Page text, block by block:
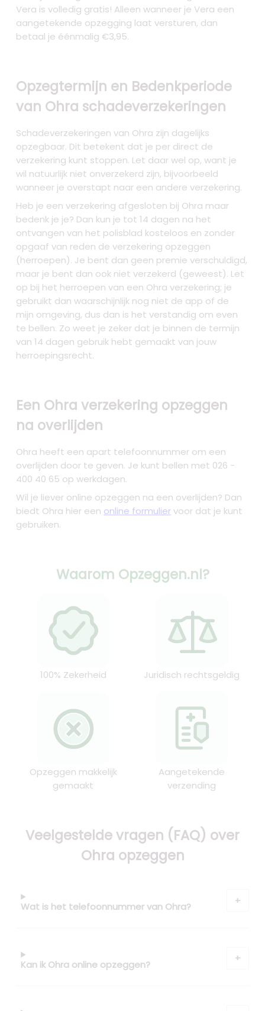
Vera is volledig gratis! Alleen wanneer je Vera een
aangetekende opzegging laat versturen, dan
betaal je éénmalig €3,95.
Opzegtermijn en Bedenkperiode
van Ohra schadeverzekeringen
Schadeverzekeringen van Ohra zijn dagelijks
opzegbaar. Dit betekent dat je per direct de
verzekering kunt stoppen. Let daar wel op, want je
wil natuurlijk niet onverzekerd zijn, bijvoorbeeld
wanneer je overstapt naar een andere verzekering.
Heb je een verzekering afgesloten bij Ohra maar
bedenk je je? Dan kun je tot 14 dagen na het
ontvangen van het polisblad kosteloos en zonder
opgaaf van reden de verzekering opzeggen
(herroepen). Je bent dan geen premie verschuldigd,
maar je bent dan ook niet verzekerd (geweest). Let
op bij het herroepen van een Ohra verzekering; je
gebruikt dan waarschijnlijk nog niet de app of de
mijn omgeving, dus dan is het verstandig om even
te bellen. Zo weet je zeker dat je binnen de termijn
van 14 dagen gebruik hebt gemaakt van jouw
herroepingsrecht.
Een Ohra verzekering opzeggen
na overlijden
Ohra heeft een apart telefoonnummer om een
overlijden door te geven. Je kunt bellen met 026 -
400 40 65 op werkdagen.
Wil je liever online opzeggen na een overlijden? Dan
biedt Ohra hier een online formuliervoor dat je kunt
gebruiken.
Waarom Opzeggen.nl?
100% Zekerheid Juridisch rechtsgeldig
Opzeggen makkelijk
gemaakt
Aangetekende
verzending
Veelgestelde vragen (FAQ) over
Ohra opzeggen
Wat is het telefoonnummer van Ohra?
Kan ik Ohra online opzeggen?